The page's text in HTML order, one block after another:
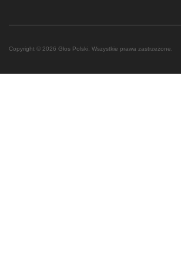
Copyright © 2026 Głos Polski. Wszystkie prawa zastrzeżone.